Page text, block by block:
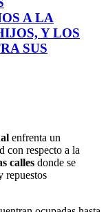
A LA
Y LOS
SUS
enfrenta un
con respecto a la
calles donde se
repuestos